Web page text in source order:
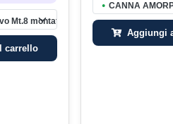
Mt.8 montata
carrello
● CANNA
Aggiungi